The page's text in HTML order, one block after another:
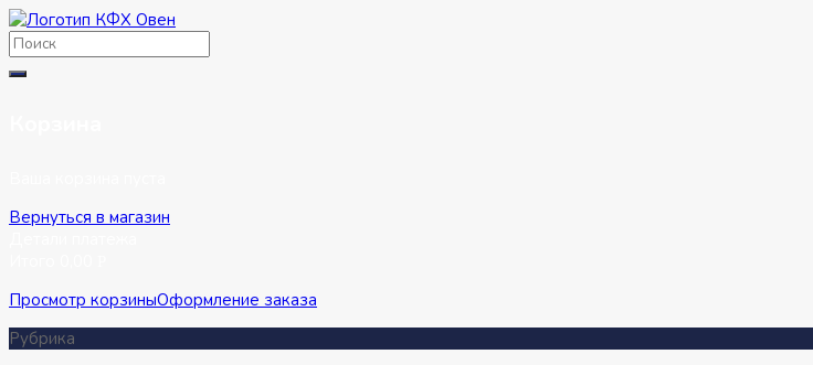
Перейти
к
содержимому
Вернуться в магазин
Просмотр корзиныОформление заказа
Рубрика